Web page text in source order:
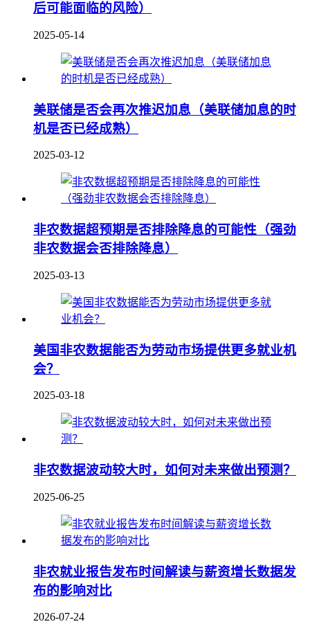
后可能面临的风险）
2025-05-14
美联储是否会再次推迟加息（美联储加息的时
机是否已经成熟）
2025-03-12
非农数据超预期是否排除降息的可能性（强劲
非农数据会否排除降息）
2025-03-13
美国非农数据能否为劳动市场提供更多就业机
会？
2025-03-18
非农数据波动较大时，如何对未来做出预测？
2025-06-25
非农就业报告发布时间解读与薪资增长数据发
布的影响对比
2026-07-24